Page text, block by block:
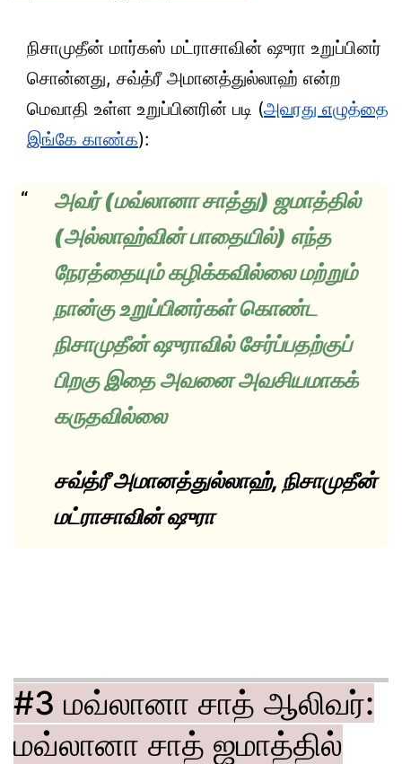
நிசாமுதீன் மார்கஸ் மட்ராசாவின் ஷுரா உறுப்பினர்
சொன்னது, சவ்த்ரீ அமானத்துல்லாஹ் என்ற
மெவாதி உள்ள உறுப்பினரின் படி (அவரது எழுத்தை
இங்கே காண்க):
அவர் (மவ்லானா சாத்து) ஜமாத்தில்
(அல்லாஹ்வின் பாதையில்) எந்த
நேரத்தையும் கழிக்கவில்லை மற்றும்
நான்கு உறுப்பினர்கள் கொண்ட
நிசாமுதீன் ஷுராவில் சேர்ப்பதற்குப்
பிறகு இதை அவனை அவசியமாகக்
கருதவில்லை
சவ்த்ரீ அமானத்துல்லாஹ், நிசாமுதீன்
மட்ராசாவின் ஷுரா
#3 மவ்லானா சாத் ஆலிவர்:
மவ்லானா சாத் ஜமாத்தில்